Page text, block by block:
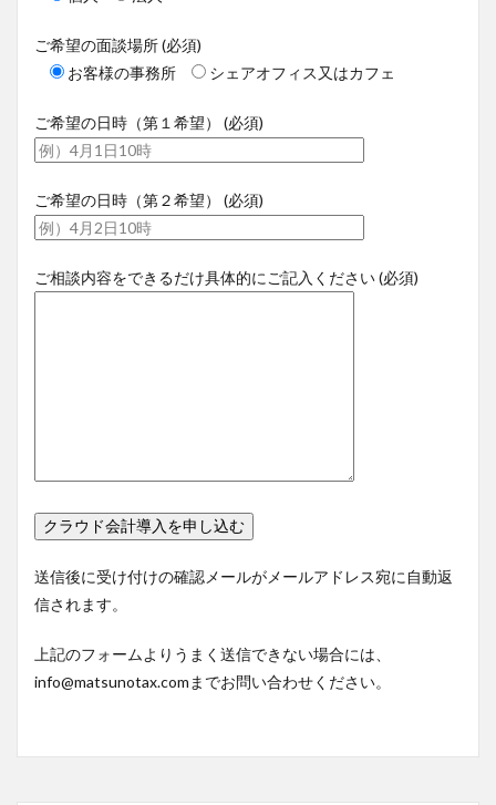
ご希望の面談場所 (必須)
お客様の事務所
シェアオフィス又はカフェ
ご希望の日時（第１希望） (必須)
ご希望の日時（第２希望） (必須)
ご相談内容をできるだけ具体的にご記入ください (必須)
送信後に受け付けの確認メールがメールアドレス宛に自動返
信されます。
上記のフォームよりうまく送信できない場合には、
info@matsunotax.comまでお問い合わせください。